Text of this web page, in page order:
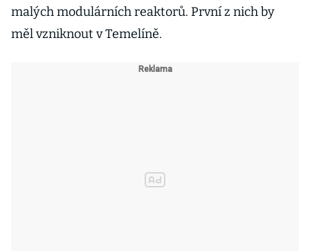
malých modulárních reaktorů. První z nich by
měl vzniknout v Temelíně.